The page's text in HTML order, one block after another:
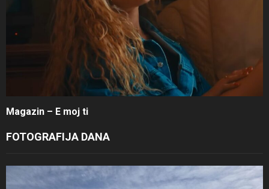
Magazin – E moj ti
FOTOGRAFIJA DANA